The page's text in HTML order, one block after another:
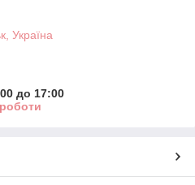
Україна
до 17:00